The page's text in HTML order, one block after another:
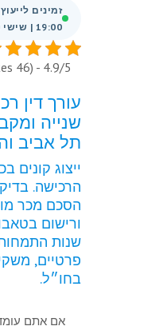
19:00 | שישי 08:00-13:00
4.9/5 - (46 votes)
עורך דין
שנייה
תל אביב
ייצוג קונים
הרכישה.
הסכם מכר
שנות התמחות
פרטיים,
בחו״ל.
אם אתם